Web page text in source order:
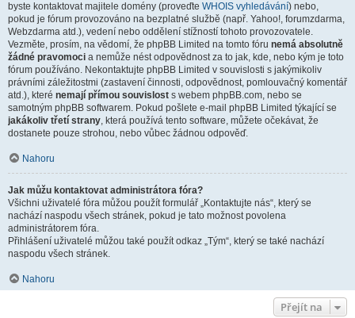
byste kontaktovat majitele domény (proveďte WHOIS vyhledávání) nebo,
pokud je fórum provozováno na bezplatné službě (např. Yahoo!, forumzdarma,
Webzdarma atd.), vedení nebo oddělení stížností tohoto provozovatele.
Vezměte, prosím, na vědomí, že phpBB Limited na tomto fóru nemá absolutně
žádné pravomoci a nemůže nést odpovědnost za to jak, kde, nebo kým je toto
fórum používáno. Nekontaktujte phpBB Limited v souvislosti s jakýmikoliv
právními záležitostmi (zastavení činnosti, odpovědnost, pomlouvačný komentář
atd.), které nemají přímou souvislost s webem phpBB.com, nebo se
samotným phpBB softwarem. Pokud pošlete e-mail phpBB Limited týkající se
jakákoliv třetí strany, která používá tento software, můžete očekávat, že
dostanete pouze strohou, nebo vůbec žádnou odpověď.
Nahoru
Jak můžu kontaktovat administrátora fóra?
Všichni uživatelé fóra můžou použít formulář „Kontaktujte nás“, který se
nachází naspodu všech stránek, pokud je tato možnost povolena
administrátorem fóra.
Přihlášení uživatelé můžou také použít odkaz „Tým“, který se také nachází
naspodu všech stránek.
Nahoru
Přejít na